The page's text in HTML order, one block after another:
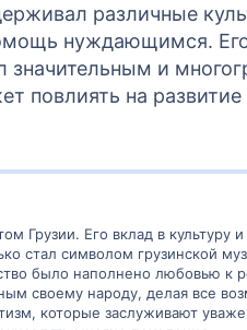
различные
нуждающимся.
значительным и
повлиять на
Грузии. Его вклад в культуру
стал символом грузинской
было наполнено любовью к
своему народу, делая все
которые заслуживают